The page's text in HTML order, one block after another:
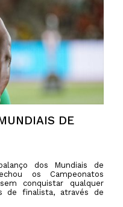
DE
dos Mundiais de
os Campeonatos
conquistar qualquer
de finalista, através de